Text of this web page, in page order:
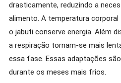
drasticamente, reduzindo a
alimento. A temperatura
o jabuti conserve energia. Além
a respiração tornam-se mais
essa fase. Essas adaptações
durante os meses mais frios.